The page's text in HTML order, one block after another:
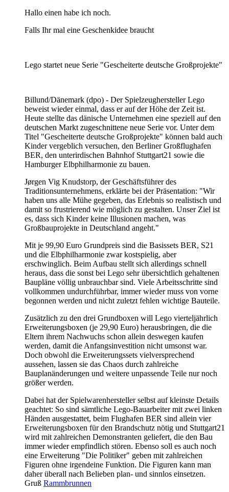
Hallo einen habe ich noch.
Falls Ihr mal eine Geschenkidee braucht
Lego startet neue Serie "Gescheiterte deutsche Großprojekte"
Billund/Dänemark (dpo) - Der Spielzeughersteller Lego
beweist wieder einmal, dass er auf der Höhe der Zeit ist.
Heute stellte das dänische Unternehmen eine speziell auf den
deutschen Markt zugeschnittene neue Serie vor. Unter dem
Titel "Gescheiterte deutsche Großprojekte" können bald auch
Kinder vergeblich versuchen, den Berliner Großflughafen
BER, den unterirdischen Bahnhof Stuttgart21 sowie die
Hamburger Elbphilharmonie zu bauen.
Jørgen Vig Knudstorp, der Geschäftsführer des
Traditionsunternehmens, erklärte bei der Präsentation: "Wir
haben uns alle Mühe gegeben, das Erlebnis so realistisch und
damit so frustrierend wie möglich zu gestalten. Unser Ziel ist
es, dass sich Kinder keine Illusionen machen, was
Großbauprojekte in Deutschland angeht."
Mit je 99,90 Euro Grundpreis sind die Basissets BER, S21
und die Elbphilharmonie zwar kostspielig, aber
erschwinglich. Beim Aufbau stellt sich allerdings schnell
heraus, dass die sonst bei Lego sehr übersichtlich gehaltenen
Baupläne völlig unbrauchbar sind. Viele Arbeitsschritte sind
vollkommen undurchführbar, immer wieder muss von vorne
begonnen werden und nicht zuletzt fehlen wichtige Bauteile.
Zusätzlich zu den drei Grundboxen will Lego vierteljährlich
Erweiterungsboxen (je 29,90 Euro) herausbringen, die die
Eltern ihrem Nachwuchs schon allein deswegen kaufen
werden, damit die Anfangsinvestition nicht umsonst war.
Doch obwohl die Erweiterungssets vielversprechend
aussehen, lassen sie das Chaos durch zahlreiche
Bauplanänderungen und weitere unpassende Teile nur noch
größer werden.
Dabei hat der Spielwarenhersteller selbst auf kleinste Details
geachtet: So sind sämtliche Lego-Bauarbeiter mit zwei linken
Händen ausgestattet, beim Flughafen BER sind allein vier
Erweiterungsboxen für den Brandschutz nötig und Stuttgart21
wird mit zahlreichen Demonstranten geliefert, die den Bau
immer wieder empfindlich stören. Ebenso soll es auch noch
eine Erweiterung "Die Politiker" geben mit zahlreichen
Figuren ohne irgendeine Funktion. Die Figuren kann man
daher überall nach Belieben plan- und sinnlos einsetzen.
Gruß Rammbrunnen